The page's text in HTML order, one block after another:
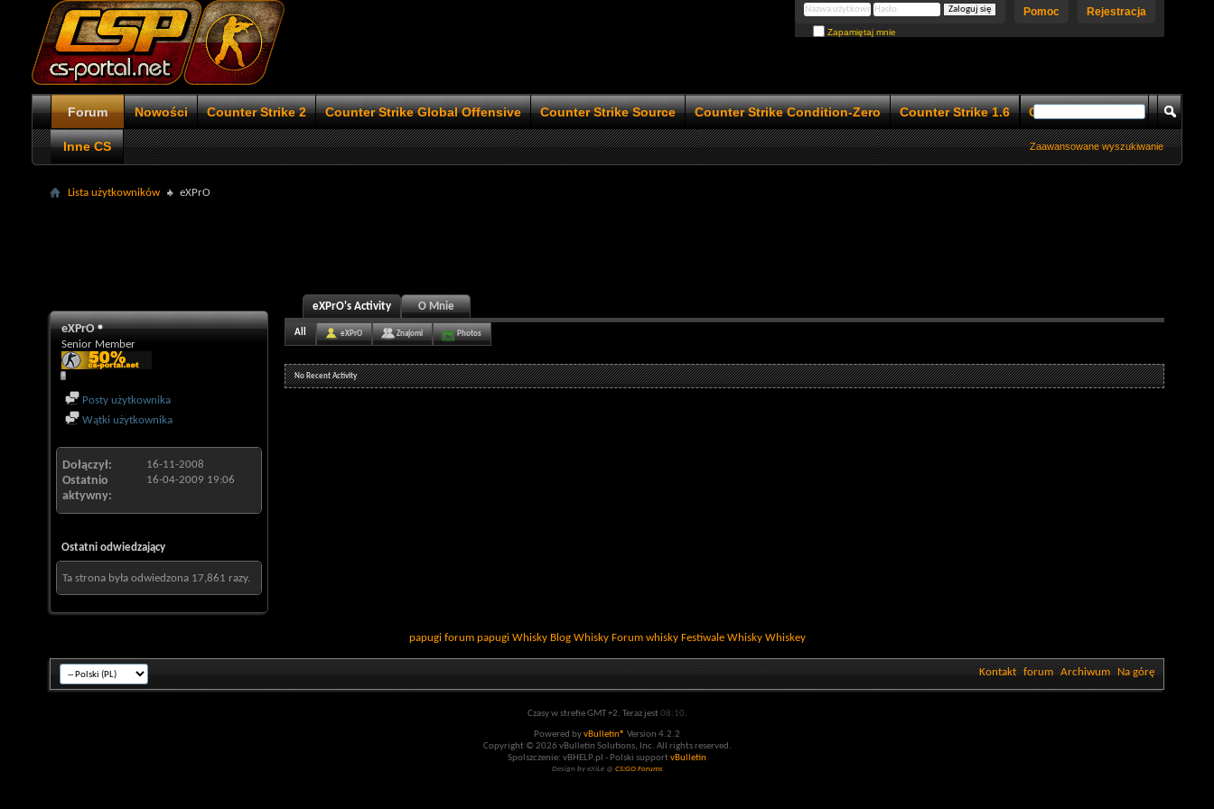
Rejestracja
Pomoc
Zapamiętaj mnie
Forum Nowości Counter Strike 2 Counter Strike Global Offensive Counter Strike Source Counter Strike Condition-Zero Counter Strike 1.6 Counter Strike 1.5
Inne CS Zaawansowane wyszukiwanie
Lista użytkowników eXPrO
eXPrO
Senior Member
Posty użytkownika
Wątki użytkownika
Dołączył 16-11-2008
Ostatnio
aktywny
16-04-2009 19:06
Ostatni odwiedzający
Ta strona była odwiedzona 17,861 razy.
eXPrO's Activity O Mnie
All eXPrO Znajomi Photos
No Recent Activity
papugi forum papugi Whisky Blog Whisky Forum whisky Festiwale Whisky Whiskey
Kontakt forum Archiwum Na górę
Czasy w strefie GMT +2. Teraz jest08:10.
Powered byvBulletin® Version 4.2.2
Copyright © 2026 vBulletin Solutions, Inc. All rights reserved.
Spolszczenie: vBHELP.pl - Polski supportvBulletin
Design by eXiLe @ CS:GO Forums